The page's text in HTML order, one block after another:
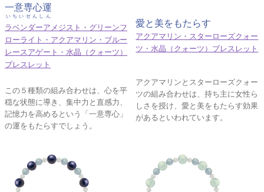
一意専心運
いちいせんしん
ラベンダーアメジスト・グリーンフ
ローライト・アクアマリン・ブルー
レースアゲート・水晶（クォーツ）
ブレスレット
この５種類の組み合わせは、心を平
穏な状態に導き、集中力と直感力、
記憶力を高めるという「一意専心」
の運をもたらすでしょう。
愛と美をもたらす
アクアマリン・スターローズクォー
ツ・水晶（クォーツ）ブレスレット
アクアマリンとスターローズクォー
ツの組み合わせは、持ち主に女性ら
しさを授け、愛と美をもたらす効果
があるといわれています。